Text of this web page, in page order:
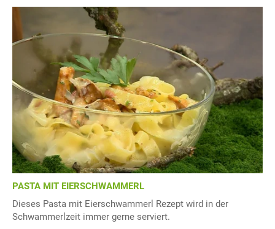
PASTA MIT EIERSCHWAMMERL
Dieses Pasta mit Eierschwammerl Rezept wird in der
Schwammerlzeit immer gerne serviert.